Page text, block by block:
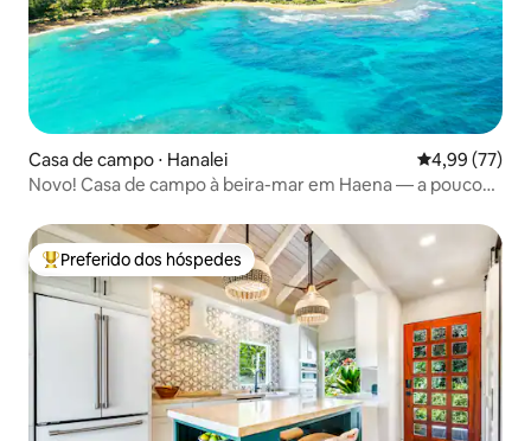
Casa de campo ⋅ Hanalei 4,99 de uma
4,99 (77)
Novo! Casa de campo à beira-mar em Haena — a poucos
Entre os melhores preferidos dos hóspedes
Preferido dos hóspedes